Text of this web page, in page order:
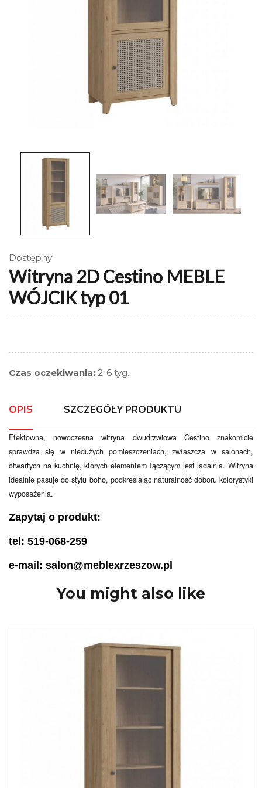
Dostępny
Witryna 2D Cestino MEBLE
WÓJCIK typ 01
Czas oczekiwania: 2-6 tyg.
OPIS SZCZEGÓŁY PRODUKTU
Efektowna, nowoczesna witryna dwudrzwiowa Cestino znakomicie
sprawdza się w niedużych pomieszczeniach, zwłaszcza w salonach,
otwartych na kuchnię, których elementem łączącym jest jadalnia. Witryna
idealnie pasuje do stylu boho, podkreślając naturalność doboru kolorystyki
wyposażenia.
Zapytaj o produkt:
tel: 519-068-259
e-mail: salon@meblexrzeszow.pl
You might also like